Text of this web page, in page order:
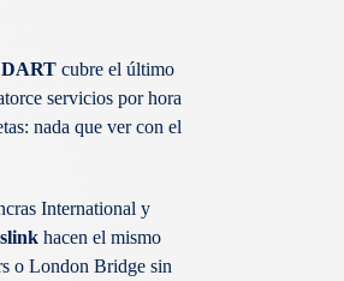
cubre el último
servicios por hora
nada que ver con el
International y
hacen el mismo
o London Bridge sin